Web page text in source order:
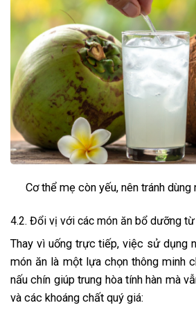
Cơ thể mẹ còn yếu, nên tránh
4.2. Đổi vị với các món ăn bổ dưỡng
Thay vì uống trực tiếp, việc sử dụng
món ăn là một lựa chọn thông minh
nấu chín giúp trung hòa tính hàn mà
và các khoáng chất quý giá: